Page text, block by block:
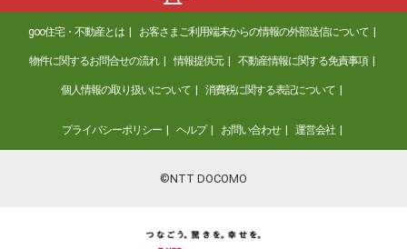
goo住宅・不動産とは お客さまご利用端末からの情報の外部送信について
物件に関するお問合せの流れ 情報提供元 不動産情報に関する免責事項
個人情報の取り扱いについて 消費税に関する表記について
プライバシーポリシー ヘルプ お問い合わせ 運営会社
©NTT DOCOMO